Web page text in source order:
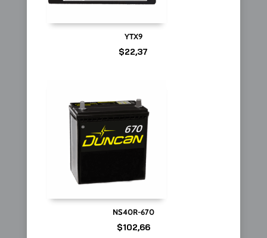
YTX9
$22,37
NS40R-670
$102,66